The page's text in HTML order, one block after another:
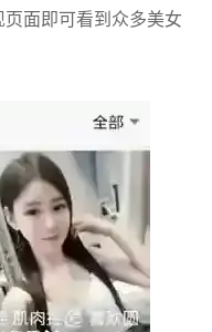
面即可看到众多美女